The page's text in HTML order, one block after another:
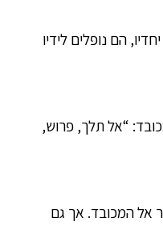
הם נופלים לידיו
“אל תלך, פרוש,
אל המכובד. אך גם